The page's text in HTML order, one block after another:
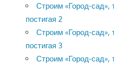
Строим «Город-сад»,
постигая 2
Строим «Город-сад»,
постигая 3
Строим «Город-сад»,